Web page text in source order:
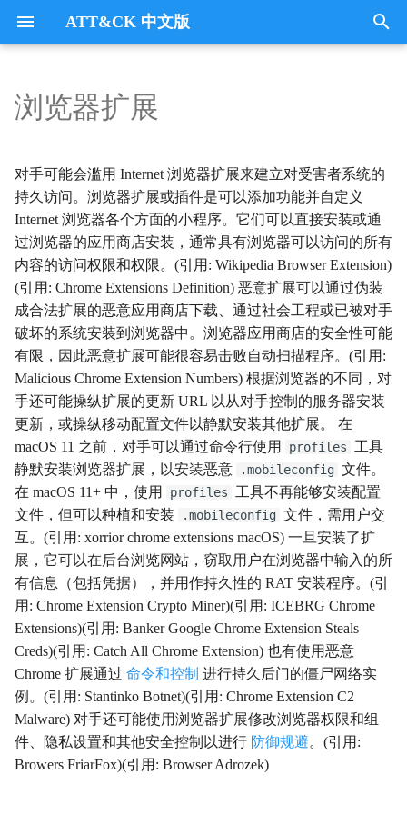
ATT&CK 中文版
入
始
搜
索
Tactics
CommandandControl
CredentialAccess
DefenseEvasion
Discovery
Execution
Exfiltration
Impact
InitialAccess
LateralMovement
Persistence
PrivilegeEscalation
Reconnaissance
ResourceDevelopment
收集
指挥与控制
凭证访问
防御逃避
发现
执行
数据外传
影响
初始访问
横向移动
持久性
权限提升
侦察
资源开发
浏览器扩展
对手可能会滥用 Internet 浏览器扩展来建立对受害者系统的
持久访问。浏览器扩展或插件是可以添加功能并自定义
Internet 浏览器各个方面的小程序。它们可以直接安装或通
过浏览器的应用商店安装，通常具有浏览器可以访问的所有
内容的访问权限和权限。(引用: Wikipedia Browser Extension)
(引用: Chrome Extensions Definition) 恶意扩展可以通过伪装
成合法扩展的恶意应用商店下载、通过社会工程或已被对手
破坏的系统安装到浏览器中。浏览器应用商店的安全性可能
有限，因此恶意扩展可能很容易击败自动扫描程序。(引用:
Malicious Chrome Extension Numbers) 根据浏览器的不同，对
手还可能操纵扩展的更新 URL 以从对手控制的服务器安装
更新，或操纵移动配置文件以静默安装其他扩展。 在
macOS 11 之前，对手可以通过命令行使用
profiles
工具
静默安装浏览器扩展，以安装恶意
.mobileconfig 文件。
在 macOS 11+ 中，使用
profiles
工具不再能够安装配置
文件，但可以种植和安装
.mobileconfig 文件，需用户交
互。(引用: xorrior chrome extensions macOS) 一旦安装了扩
展，它可以在后台浏览网站，窃取用户在浏览器中输入的所
有信息（包括凭据），并用作持久性的 RAT 安装程序。(引
用: Chrome Extension Crypto Miner)(引用: ICEBRG Chrome
Extensions)(引用: Banker Google Chrome Extension Steals
Creds)(引用: Catch All Chrome Extension) 也有使用恶意
Chrome 扩展通过 命令和控制 进行持久后门的僵尸网络实
例。(引用: Stantinko Botnet)(引用: Chrome Extension C2
Malware) 对手还可能使用浏览器扩展修改浏览器权限和组
件、隐私设置和其他安全控制以进行 防御规避。(引用:
Browers FriarFox)(引用: Browser Adrozek)